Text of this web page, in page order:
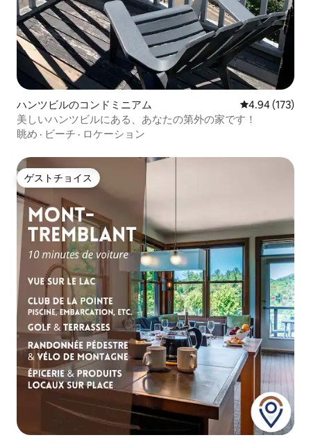
ハンツビルのコンドミニアム レビュー173
4.94 (173)
美しいハンツビルにある、あなたの第外の家です！
眺め · ビーチ · ロケーション
ゲストチョイス
ゲストチョイス